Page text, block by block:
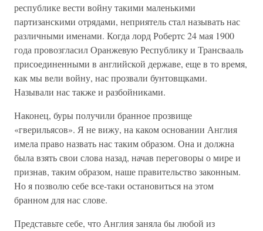
республике вести войну такими маленькими
партизанскими отрядами, неприятель стал называть нас
различными именами. Когда лорд Робертс 24 мая 1900
года провозгласил Оранжевую Республику и Трансвааль
присоединенными в английской державе, еще в то время,
как мы вели войну, нас прозвали бунтовщками.
Называли нас также и разбойниками.
Наконец, буры получили бранное прозвище
«гверильясов». Я не вижу, на каком основании Англия
имела право назвать нас таким образом. Она и должна
была взять свои слова назад, начав переговоры о мире и
признав, таким образом, наше правительство законным.
Но я позволю себе все-таки остановиться на этом
бранном для нас слове.
Представьте себе, что Англия заняла бы любой из